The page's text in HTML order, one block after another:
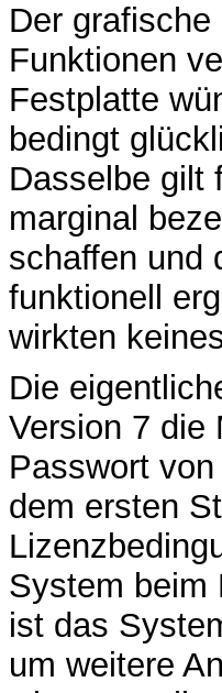
Der
Funktionen
Festplatte
bedingt
Dasselbe gilt
marginal
schaffen und
funktionell
wirkten
Die
Version 7 die
Passwort
dem ersten
System beim
ist das
um weitere